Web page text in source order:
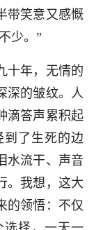
带笑意又感慨
少。”
十年，无情的
深的皱纹。人
滴答声累积起
到了生死的边
水流干、声音
。我想，这大
的领悟：不仅